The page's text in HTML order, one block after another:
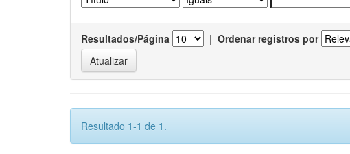
Resultados/Página | Ordenar registros por
Resultado 1-1 de 1.